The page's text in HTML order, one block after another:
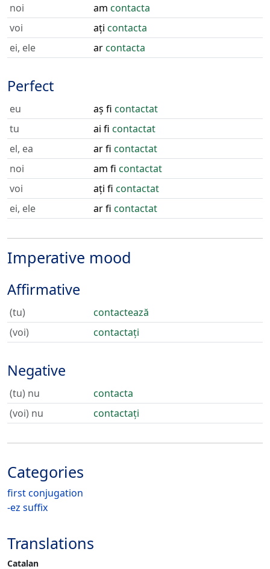
noi
am contacta
voi
ați contacta
ei, ele
arcontacta
Perfect
eu aș fi contactat
tu
ai fi contactat
el, ea
ar fi contactat
noi
am fi contactat
voi
ați fi contactat
ei, ele
ar fi contactat
Imperative mood
Affirmative
(tu)
contactează
(voi)
contactați
Negative
(tu) nu
contacta
(voi) nu
contactați
Categories
first conjugation
-ez suffix
Translations
Catalan